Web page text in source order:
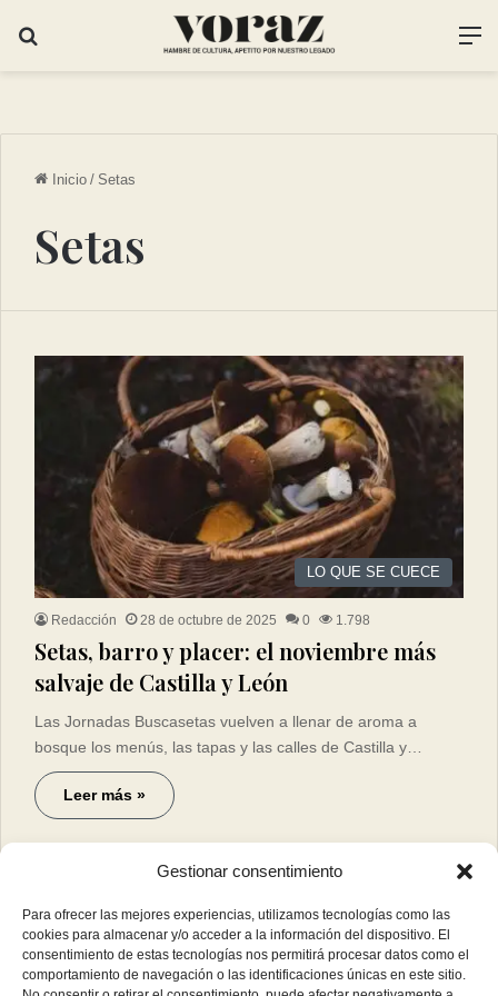
Gestionar consentimiento
Para ofrecer las mejores experiencias, utilizamos tecnologías como las
cookies para almacenar y/o acceder a la información del dispositivo. El
consentimiento de estas tecnologías nos permitirá procesar datos como el
comportamiento de navegación o las identificaciones únicas en este sitio.
Inicio / Setas
Setas
LO QUE SE CUECE
Redacción 28 de octubre de 2025 0 1.798
Setas, barro y placer: el noviembre más
salvaje de Castilla y León
Las Jornadas Buscasetas vuelven a llenar de aroma a
bosque los menús, las tapas y las calles de Castilla y…
Leer más »